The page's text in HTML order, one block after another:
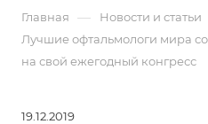
Главная — Новости и статьи
Лучшие офтальмологи мира
на свой ежегодный конгресс
19.12.2019